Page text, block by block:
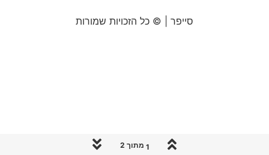
1 מתוך 2
סייפר | © כל הזכויות שמורות